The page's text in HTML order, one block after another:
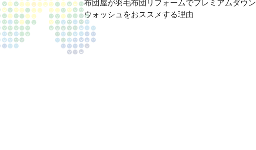
布団屋が羽毛布団リフォームでプレミアムダウン
ウォッシュをおススメする理由